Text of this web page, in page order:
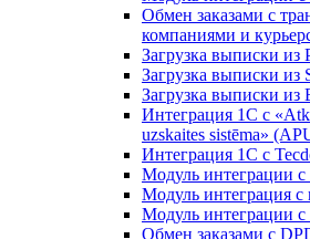
Обмен заказами с
компаниями и
Загрузка выписки из
Загрузка выписки
Загрузка выписки
Интеграция 1С с
uzskaites sistēma»
Интеграция 1С с
Модуль интеграции
Модуль интеграция с
Модуль интеграции с
Обмен заказами с